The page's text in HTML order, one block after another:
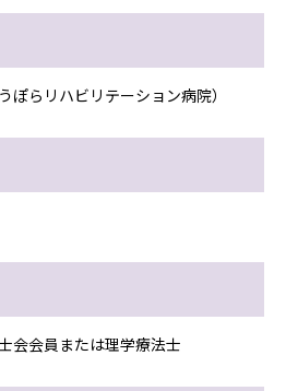
らリハビリテーション病院）
会会員または理学療法士